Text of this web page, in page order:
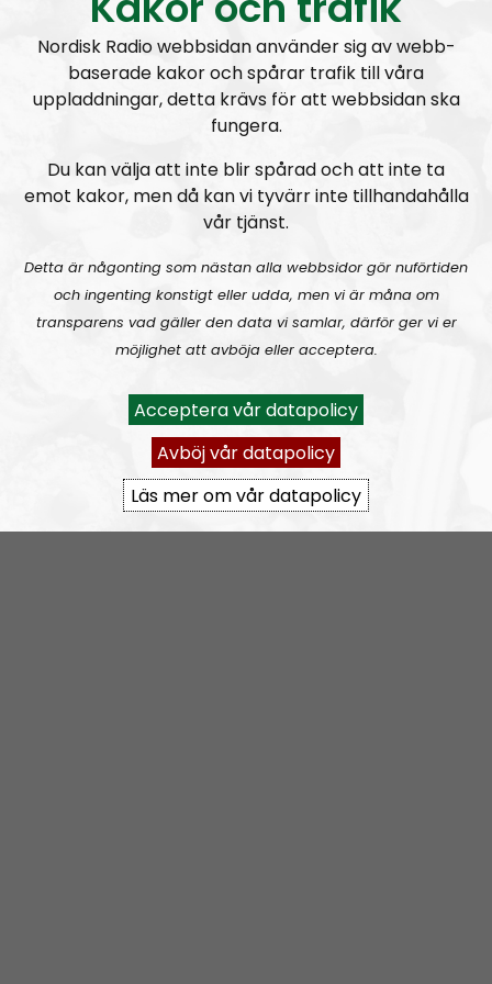
Programmet drivs av Elin Reinhardt, Monika och
Fredde i svängen. Elin återfinns även i programmet
Radio Regeringen
Som nyhetsförmedlare fyller NR Bohuslän ett stort
tomrum. Programmet kommer att ta upp ämnen
som lokal mainstream-media förvränger eller inte
tar upp. Vi beskriver den mångkulturella verkligheten
som den ser ut utan skygglappar.
tacksamt emot tips på hur vi kan förbättra
programmet. Har du insider-information om det
mångkulturella kaoset eller andra saker som händer i
Bohuslän, tveka då inte att kontakta oss. Mejla oss på
Prenumerera på NR Bohuslän medRSS
https://nordiskradio.se/?format=mp3-
Nordisk Radio webbsidan använder sig av webb-
baserade kakor och spårar trafik till våra
uppladdningar, detta krävs för att webbsidan ska
fungera.
Du kan välja att inte blir spårad och att inte ta
emot kakor, men då kan vi tyvärr inte tillhandahålla
vår tjänst.
Detta är någonting som nästan alla webbsidor gör nuförtiden
och ingenting konstigt eller udda, men vi är måna om
transparens vad gäller den data vi samlar, därför ger vi er
möjlighet att avböja eller acceptera.
Acceptera vår datapolicy
Avböj vår datapolicy
Läs mer om vår datapolicy